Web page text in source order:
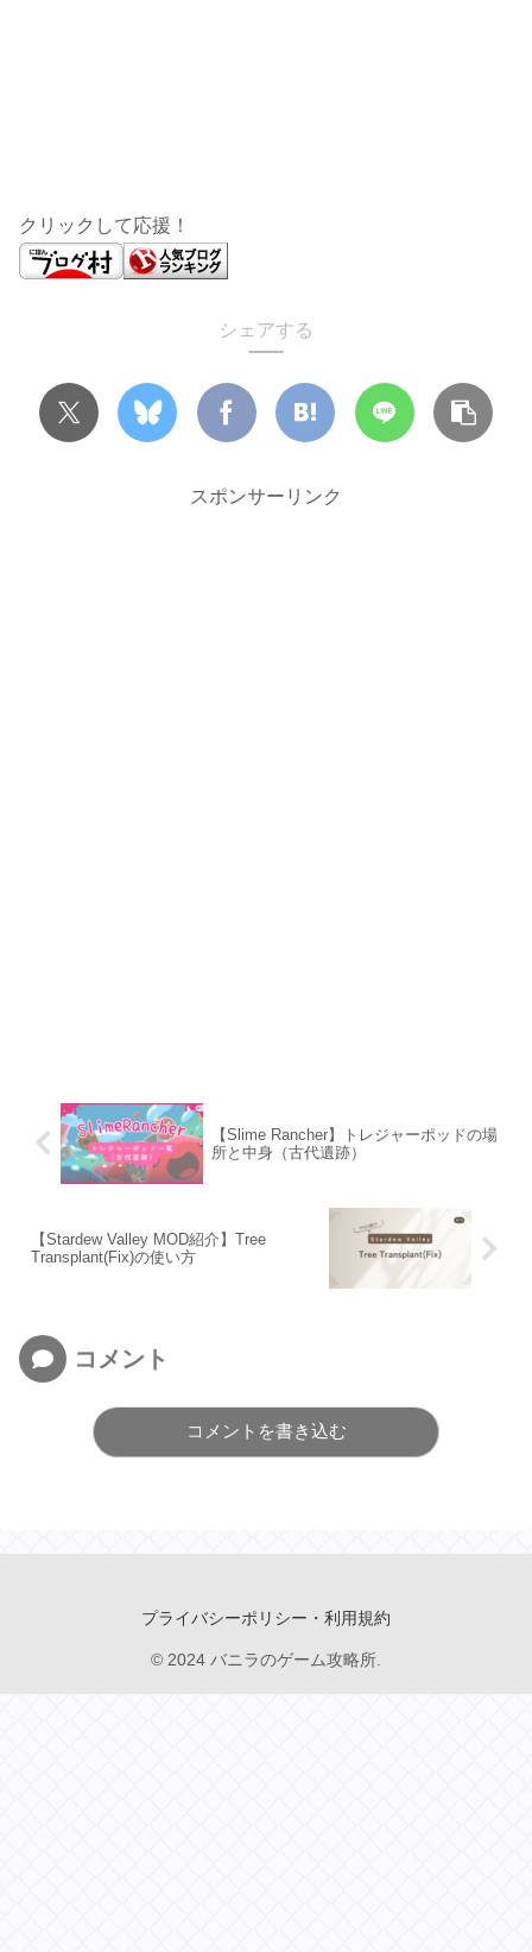
クリックして応援！
シェアする
スポンサーリンク
【Slime Rancher】トレジャーポッドの場
所と中身（古代遺跡）
【Stardew Valley MOD紹介】Tree
Transplant(Fix)の使い方
コメント
コメントを書き込む
プライバシーポリシー・利用規約
© 2024 バニラのゲーム攻略所.